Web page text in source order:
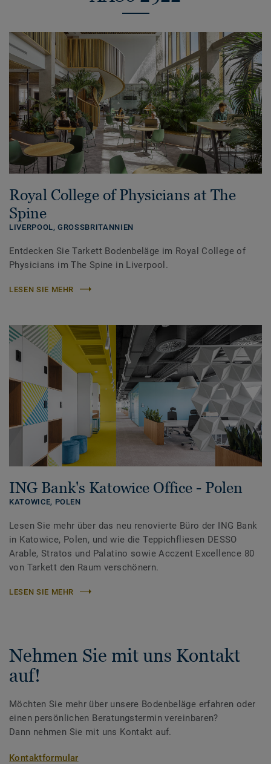
Royal College of Physicians at The
Spine
LIVERPOOL,GROSSBRITANNIEN
Entdecken Sie Tarkett Bodenbeläge im Royal College of
Physicians im The Spine in Liverpool.
LESEN SIE MEHR
ING Bank's Katowice Office - Polen
KATOWICE, POLEN
Lesen Sie mehr über das neu renovierte Büro der ING Bank
in Katowice, Polen, und wie die Teppichfliesen DESSO
Arable, Stratos und Palatino sowie Acczent Excellence 80
von Tarkett den Raum verschönern.
LESEN SIE MEHR
Nehmen Sie mit uns Kontakt
auf!
Möchten Sie mehr über unsere Bodenbeläge erfahren oder
einen persönlichen Beratungstermin vereinbaren?
Dann nehmen Sie mit uns Kontakt auf.
Kontaktformular